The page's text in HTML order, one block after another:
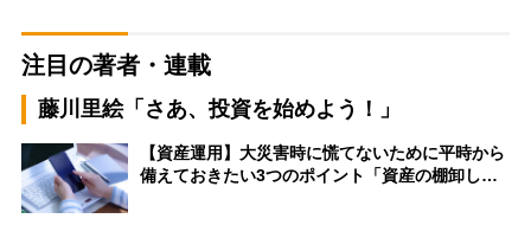
注目の著者・連載
藤川里絵「さあ、投資を始めよう！」
【資産運用】大災害時に慌てないために平時から
備えておきたい3つのポイント「資産の棚卸し…